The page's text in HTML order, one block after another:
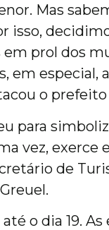
Mas
isso,
em prol dos
em especial,
o
para
vez, exerce
de
o dia 19.